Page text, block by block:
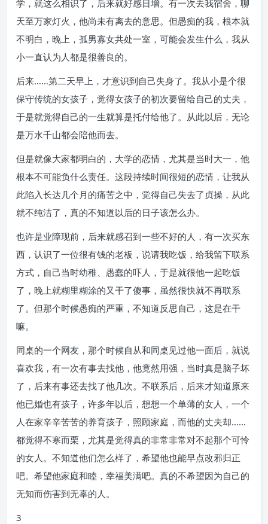
学，就这么相识了，后来就好感日增。有一次去我宿舍，聊
天至万家灯火，他尚未有离去的意思。但愚痴的我，根本就
不明白，晚上，孤男寡女共处一室，可能会发生什么，我从
小一直认为人都是很善良的。
后来……第二天早上，才意识到自己失身了。我从小是个很
保守传统的女孩子，觉得女孩子的初次要留给自己的丈夫，
于是就觉得自己的一生就算是托付给他了。从此以后，无论
是万水千山都会陪他而去。
但是就像大家都明白的，大学的恋情，尤其是当时大一，他
根本不可能负什么责任。这段持续时间很短的恋情，让我从
此陷入长达几个月的痛苦之中，觉得自己失去了贞操，从此
就不纯洁了，真的不知道以后的日子该怎么办。
也许是业障现前，后来就感召到一些不好的人，有一次买东
西，认识了一位很有钱的老板，说请我吃饭，给我留下联系
方式，自己当时幼稚、愚蠢的吓人，于是就很他一起吃饭
了，晚上就糊里糊涂的又干了傻事，虽然很快就不再联系
了。但那个时候愚痴的严重，不知道反思自己，这是在干
嘛。
同桌的一个网友，那个时候自从和同桌见过他一面后，就说
喜欢我，有一次有事去找他，他竟然用强，当时真是脑子坏
了，后来有事还去找了他几次。不联系后，后来才知道原来
他已婚也有孩子，许多年以后，想想一个单薄的女人，一个
人在家辛辛苦苦的养育孩子，照顾家庭，而他的丈夫却……
都觉得不寒而栗，尤其是觉得真的非常非常对不起那个可怜
的女人。不知道他们怎么样了，希望他也能早点改邪归正
吧。希望他家庭和睦，幸福美满吧。真的不希望因为自己的
无知而伤害到无辜的人。
3